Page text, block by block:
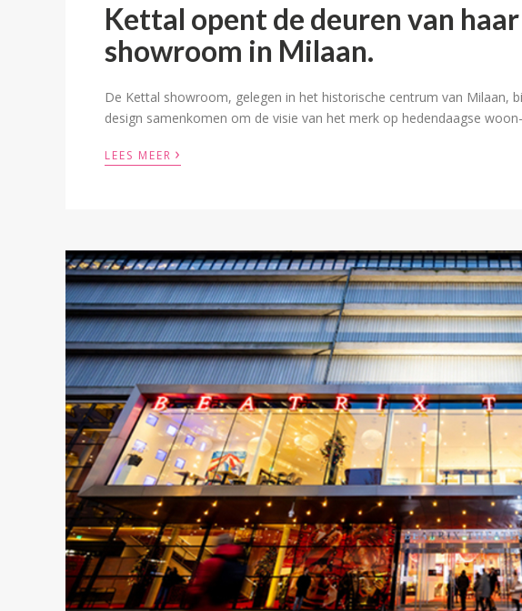
Kettal opent de deuren van
showroom in Milaan.
De Kettal showroom, gelegen in het historische centrum van Milaan,
design samenkomen om de visie van het merk op hedendaagse
LEES MEER ›